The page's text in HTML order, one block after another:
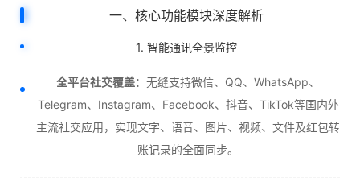
一、核心功能模块深度解析
1. 智能通讯全景监控
全平台社交覆盖：无缝支持微信、QQ、WhatsApp、
Telegram、Instagram、Facebook、抖音、TikTok等国内外
主流社交应用，实现文字、语音、图片、视频、文件及红包转
账记录的全面同步。